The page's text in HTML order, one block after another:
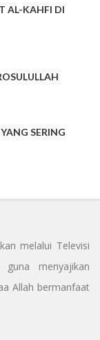
AL-KAHFI DI
SERING
melalui Televisi
menyajikan
Allah bermanfaat